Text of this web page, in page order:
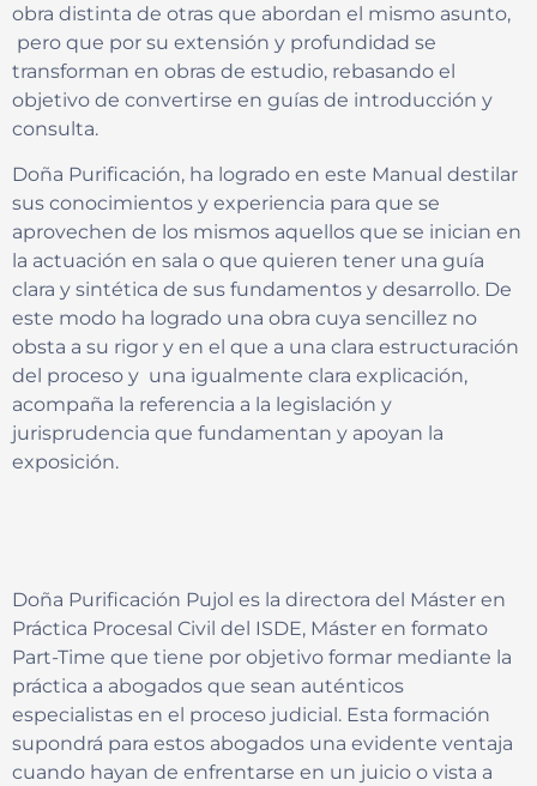
obra distinta de otras que abordan el mismo asunto,
pero que por su extensión y profundidad se
transforman en obras de estudio, rebasando el
objetivo de convertirse en guías de introducción y
consulta.
Doña Purificación, ha logrado en este Manual destilar
sus conocimientos y experiencia para que se
aprovechen de los mismos aquellos que se inician en
la actuación en sala o que quieren tener una guía
clara y sintética de sus fundamentos y desarrollo. De
este modo ha logrado una obra cuya sencillez no
obsta a su rigor y en el que a una clara estructuración
del proceso y una igualmente clara explicación,
acompaña la referencia a la legislación y
jurisprudencia que fundamentan y apoyan la
exposición.
Doña Purificación Pujol es la directora del Máster en
Práctica Procesal Civil del ISDE, Máster en formato
Part-Time que tiene por objetivo formar mediante la
práctica a abogados que sean auténticos
especialistas en el proceso judicial. Esta formación
supondrá para estos abogados una evidente ventaja
cuando hayan de enfrentarse en un juicio o vista a